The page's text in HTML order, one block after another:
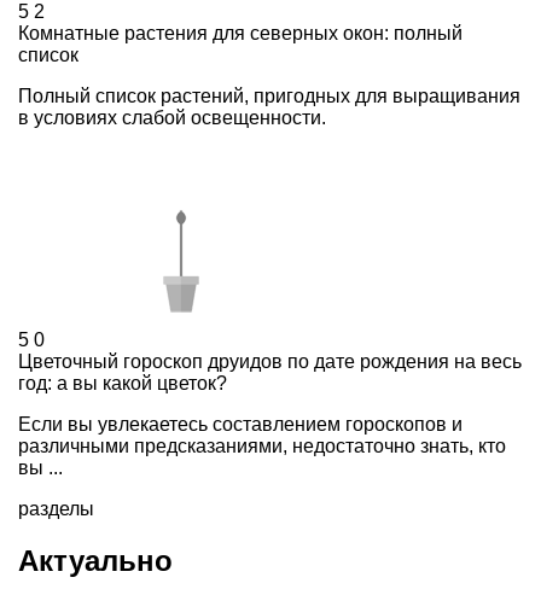
5 2
Комнатные растения для северных окон: полный
список
Полный список растений, пригодных для выращивания
в условиях слабой освещенности.
5 0
Цветочный гороскоп друидов по дате рождения на весь
год: а вы какой цветок?
Если вы увлекаетесь составлением гороскопов и
различными предсказаниями, недостаточно знать, кто
вы ...
разделы
Актуально